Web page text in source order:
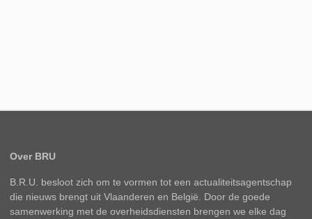
Over BRU
B.R.U. besloot zich om te vormen tot een actualiteitsagentschap
die nieuws brengt uit Vlaanderen en België. Door de goede
samenwerking met de overheidsdiensten brengen we elke dag